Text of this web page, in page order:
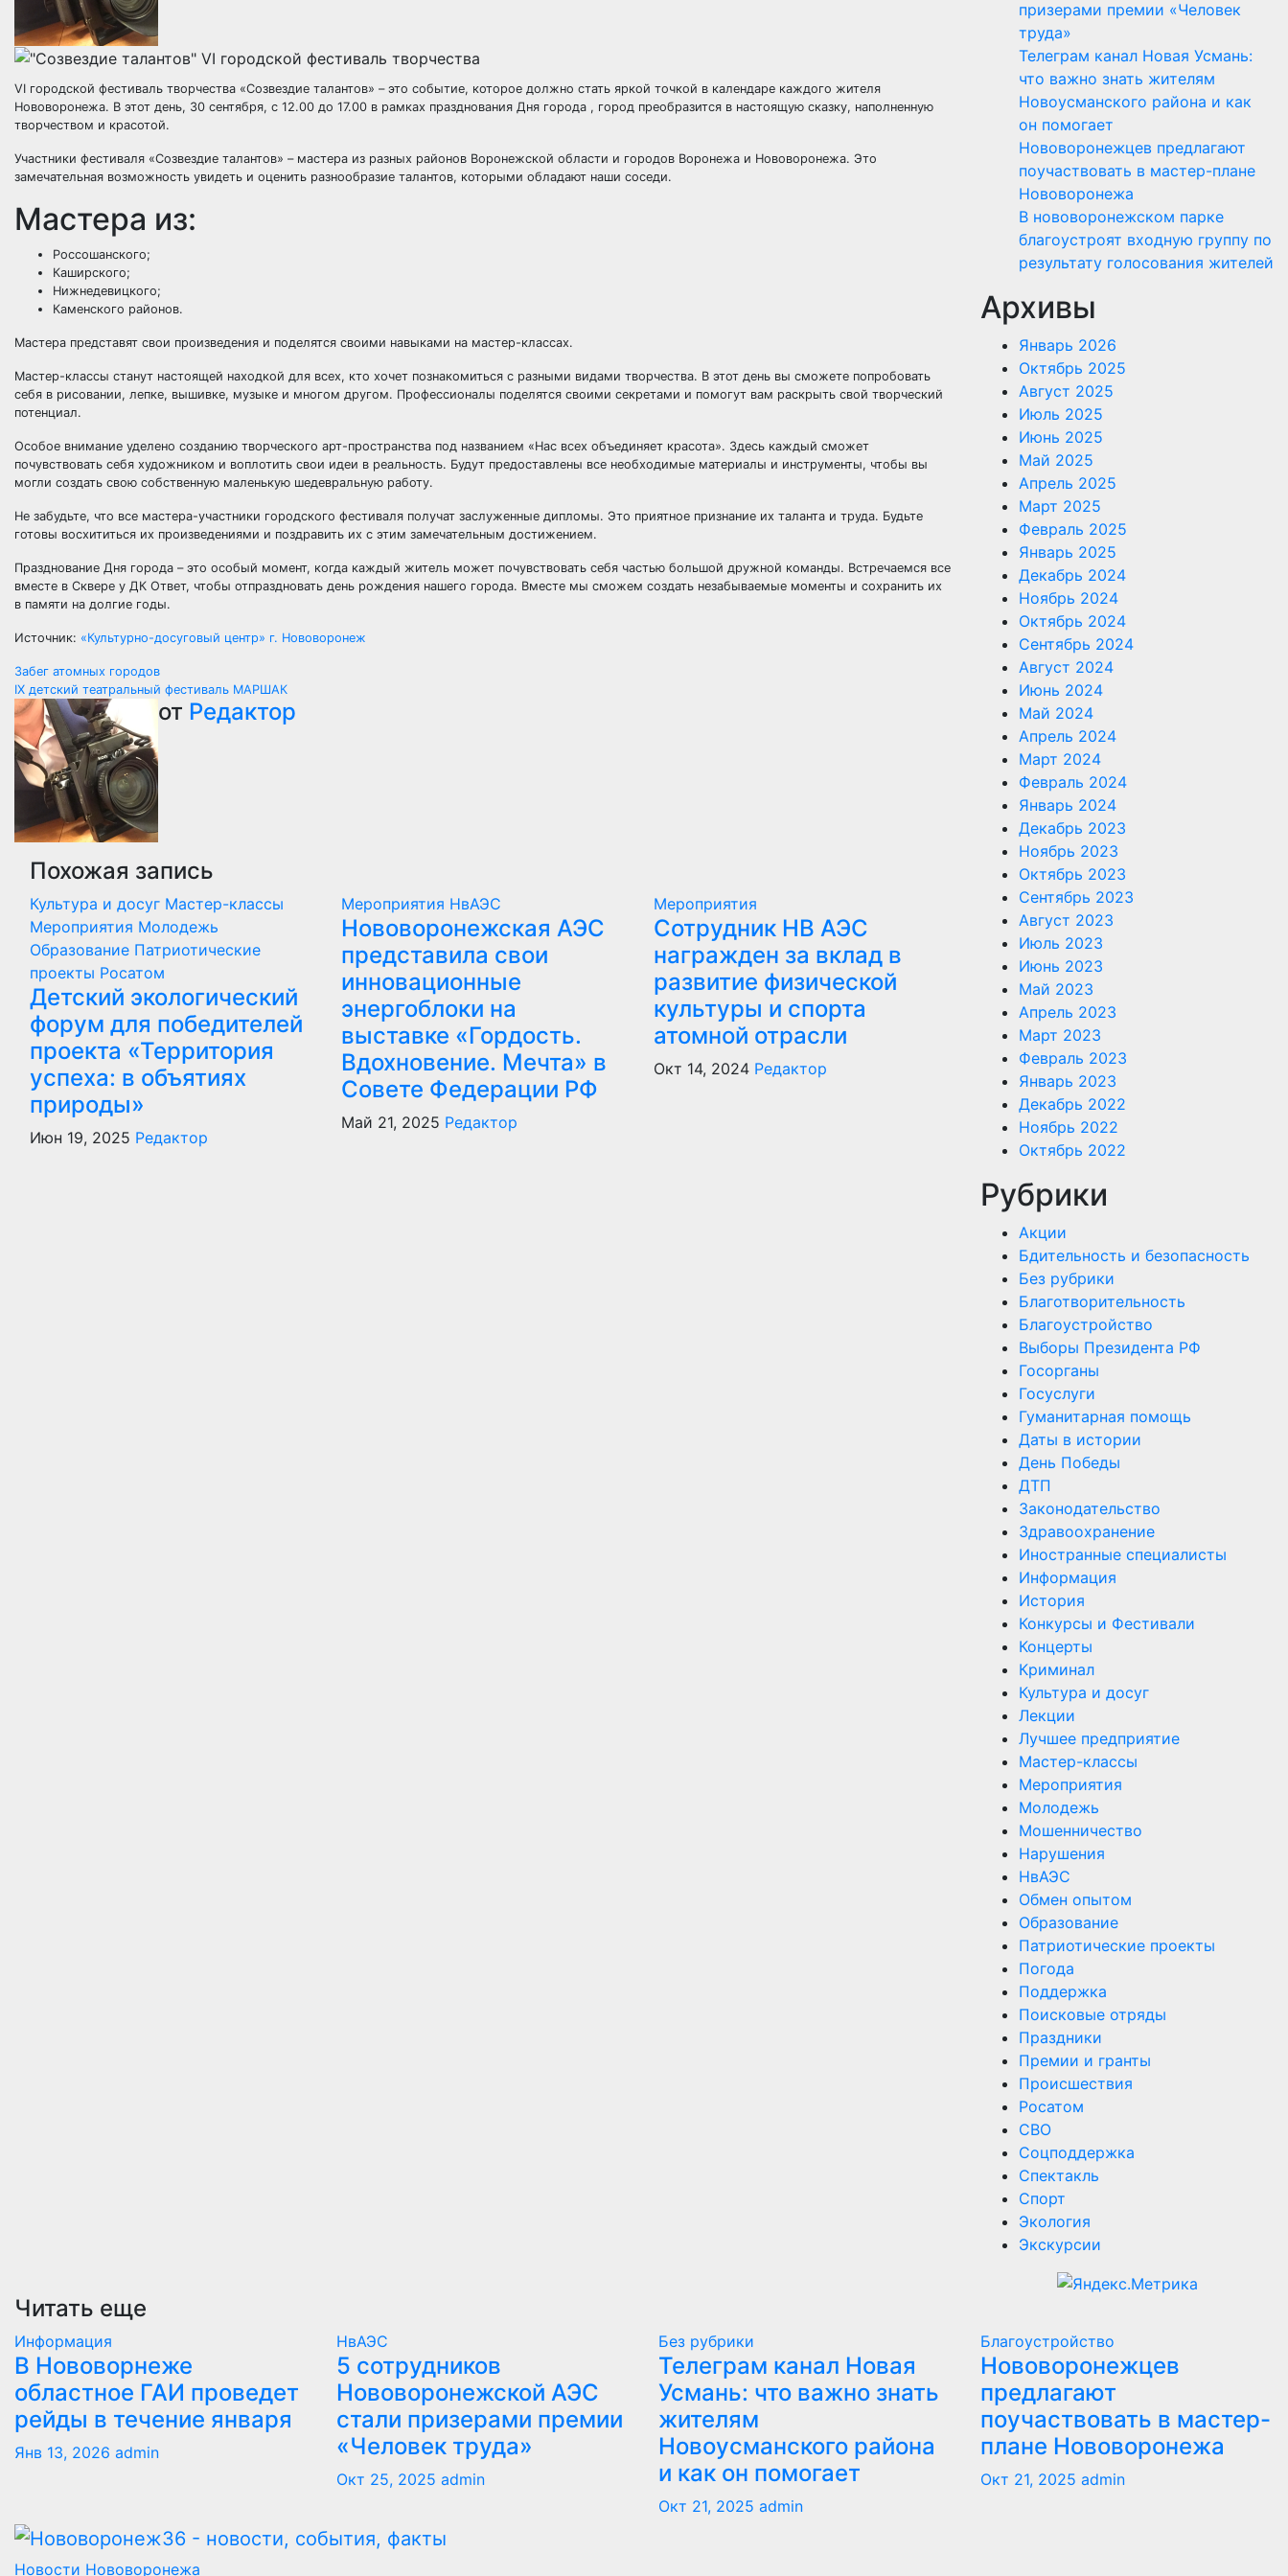
VI городской фестиваль творчества «Созвездие талантов» – это событие, которое должно стать яркой точкой в календаре каждого жителя
Нововоронежа. В этот день, 30 сентября, с 12.00 до 17.00 в рамках празднования Дня города , город преобразится в настоящую сказку, наполненную
творчеством и красотой.
Участники фестиваля «Созвездие талантов» – мастера из разных районов Воронежской области и городов Воронежа и Нововоронежа. Это
замечательная возможность увидеть и оценить разнообразие талантов, которыми обладают наши соседи.
Мастера из:
Россошанского;
Каширского;
Нижнедевицкого;
Каменского районов.
Мастера представят свои произведения и поделятся своими навыками на мастер-классах.
Мастер-классы станут настоящей находкой для всех, кто хочет познакомиться с разными видами творчества. В этот день вы сможете попробовать
себя в рисовании, лепке, вышивке, музыке и многом другом. Профессионалы поделятся своими секретами и помогут вам раскрыть свой творческий
потенциал.
Особое внимание уделено созданию творческого арт-пространства под названием «Нас всех объединяет красота». Здесь каждый сможет
почувствовать себя художником и воплотить свои идеи в реальность. Будут предоставлены все необходимые материалы и инструменты, чтобы вы
могли создать свою собственную маленькую шедевральную работу.
Не забудьте, что все мастера-участники городского фестиваля получат заслуженные дипломы. Это приятное признание их таланта и труда. Будьте
готовы восхититься их произведениями и поздравить их с этим замечательным достижением.
Празднование Дня города – это особый момент, когда каждый житель может почувствовать себя частью большой дружной команды. Встречаемся все
вместе в Сквере у ДК Ответ, чтобы отпраздновать день рождения нашего города. Вместе мы сможем создать незабываемые моменты и сохранить их
в памяти на долгие годы.
Источник: «Культурно-досуговый центр» г. Нововоронеж
Навигация
по
записям
Забег атомных городов
IX детский театральный фестиваль МАРШАК
от Редактор
Похожая запись
Культура и досуг Мастер-классы
Мероприятия Молодежь
Образование Патриотические
проекты Росатом
Детский экологический
форум для победителей
проекта «Территория
успеха: в объятиях
природы»
Июн 19, 2025 Редактор
Мероприятия НвАЭС
Нововоронежская АЭС
представила свои
инновационные
энергоблоки на
выставке «Гордость.
Вдохновение. Мечта» в
Совете Федерации РФ
Май 21, 2025 Редактор
Мероприятия
Сотрудник НВ АЭС
награжден за вклад в
развитие физической
культуры и спорта
атомной отрасли
Окт 14, 2024 Редактор
призерами премии «Человек
труда»
Телеграм канал Новая Усмань:
что важно знать жителям
Новоусманского района и как
он помогает
Нововоронежцев предлагают
поучаствовать в мастер-плане
Нововоронежа
В нововоронежском парке
благоустроят входную группу по
результату голосования жителей
Архивы
Январь 2026
Октябрь 2025
Август 2025
Июль 2025
Июнь 2025
Май 2025
Апрель 2025
Март 2025
Февраль 2025
Январь 2025
Декабрь 2024
Ноябрь 2024
Октябрь 2024
Сентябрь 2024
Август 2024
Июнь 2024
Май 2024
Апрель 2024
Март 2024
Февраль 2024
Январь 2024
Декабрь 2023
Ноябрь 2023
Октябрь 2023
Сентябрь 2023
Август 2023
Июль 2023
Июнь 2023
Май 2023
Апрель 2023
Март 2023
Февраль 2023
Январь 2023
Декабрь 2022
Ноябрь 2022
Октябрь 2022
Рубрики
Акции
Бдительность и безопасность
Без рубрики
Благотворительность
Благоустройство
Выборы Президента РФ
Госорганы
Госуслуги
Гуманитарная помощь
Даты в истории
День Победы
ДТП
Законодательство
Здравоохранение
Иностранные специалисты
Информация
История
Конкурсы и Фестивали
Концерты
Криминал
Культура и досуг
Лекции
Лучшее предприятие
Мастер-классы
Мероприятия
Молодежь
Мошенничество
Нарушения
НвАЭС
Обмен опытом
Образование
Патриотические проекты
Погода
Поддержка
Поисковые отряды
Праздники
Премии и гранты
Происшествия
Росатом
СВО
Соцподдержка
Спектакль
Спорт
Экология
Экскурсии
Читать еще
Информация
В Нововорнеже
областное ГАИ проведет
рейды в течение января
Янв 13, 2026 admin
НвАЭС
5 сотрудников
Нововоронежской АЭС
стали призерами премии
«Человек труда»
Окт 25, 2025 admin
Без рубрики
Телеграм канал Новая
Усмань: что важно знать
жителям
Новоусманского района
и как он помогает
Окт 21, 2025 admin
Благоустройство
Нововоронежцев
предлагают
поучаствовать в мастер-
плане Нововоронежа
Окт 21, 2025 admin
Новости Нововоронежа